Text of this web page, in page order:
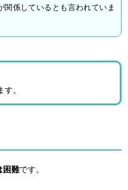
関係しているとも言われていま
。
困難です。